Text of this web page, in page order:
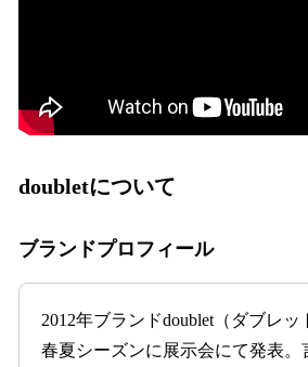
doubletについて
ブランドプロフィール
2012年ブランドdoublet（ダブレッ
春夏シーズンに展示会にて発表。